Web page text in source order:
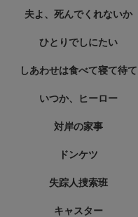
夫よ、死んでくれないか
ひとりでしにたい
しあわせは食べて寝て待て
いつか、ヒーロー
対岸の家事
ドンケツ
失踪人捜索班
キャスター